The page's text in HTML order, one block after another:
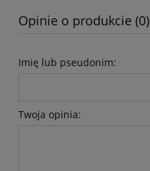
Opinie o produkcie (0)
Imię lub pseudonim:
Twoja opinia: